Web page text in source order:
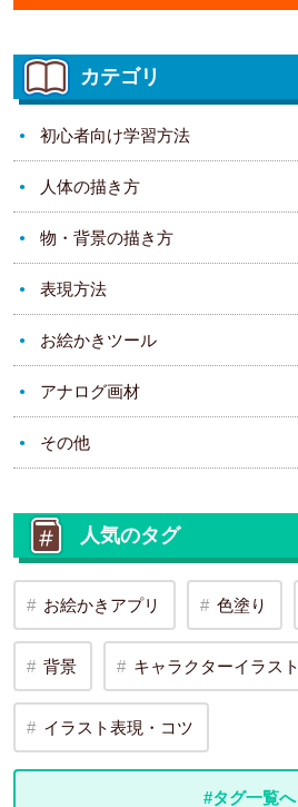
カテゴリ
初心者向け学習方法
人体の描き方
物・背景の描き方
表現方法
お絵かきツール
アナログ画材
その他
人気のタグ
お絵かきアプリ 色塗り
背景 キャラクターイラスト
イラスト表現・コツ
#タグ一覧へ